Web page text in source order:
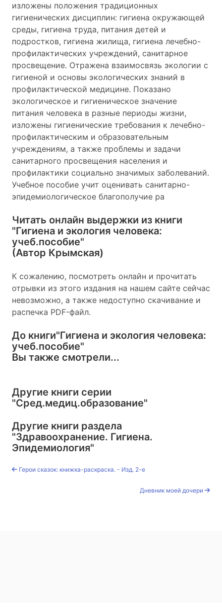
изложены положения традиционных
гигиенических дисциплин: гигиена окружающей
среды, гигиена труда, питания детей и
подростков, гигиена жилища, гигиена лечебно-
профилактических учреждений, санитарное
просвещение. Отражена взаимосвязь экологии с
гигиеной и основы экологических знаний в
профилактической медицине. Показано
экологическое и гигиеническое значение
питания человека в разные периоды жизни,
изложены гигиенические требования к лечебно-
профилактическим и образовательным
учреждениям, а также проблемы и задачи
санитарного просвещения населения и
профилактики социально значимых заболеваний.
Учебное пособие учит оценивать санитарно-
эпидемиологическое благополучие ра
Читать онлайн выдержки из книги
"Гигиена и экология человека:
учеб.пособие"
(Автор Крымская)
К сожалению, посмотреть онлайн и прочитать
отрывки из этого издания на нашем сайте сейчас
невозможно, а также недоступно скачивание и
распечка PDF-файл.
До книги"Гигиена и экология человека:
учеб.пособие"
Вы также смотрели...
Другие книги серии
"Сред.медиц.образование"
Другие книги раздела
"Здравоохранение. Гигиена.
Эпидемиология"
Герои сказок: книжка-раскраска. - Изд. 2-е
Дневник моей дочери